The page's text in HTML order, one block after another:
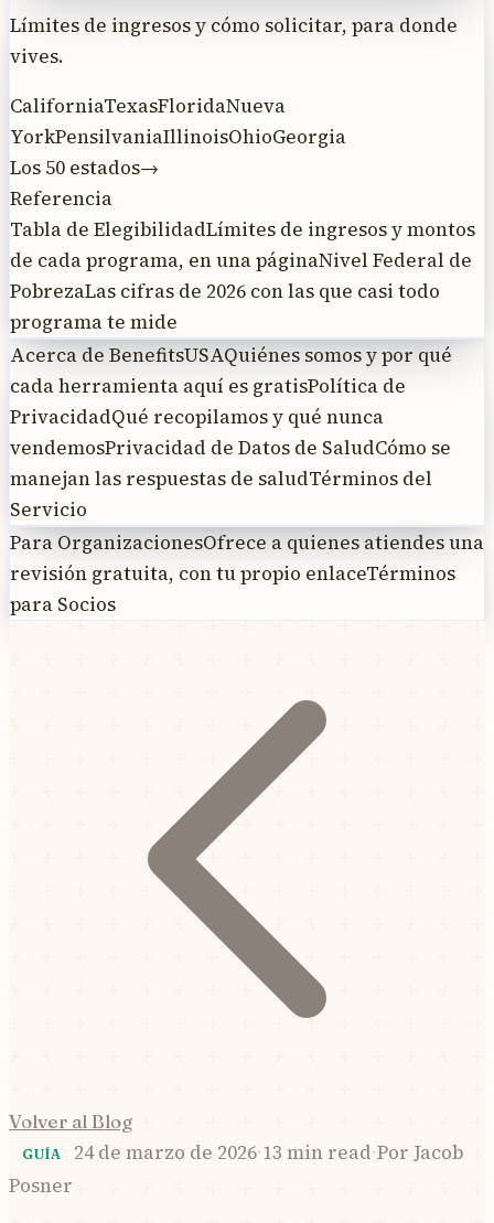
Límites de ingresos y cómo solicitar, para donde
vives.
CaliforniaTexasFloridaNueva
YorkPensilvaniaIllinoisOhioGeorgia
Los 50 estados→
Referencia
Tabla de ElegibilidadLímites de ingresos y montos
de cada programa, en una páginaNivel Federal de
PobrezaLas cifras de 2026 con las que casi todo
programa te mide
Acerca de BenefitsUSAQuiénes somos y por qué
cada herramienta aquí es gratisPolítica de
PrivacidadQué recopilamos y qué nunca
vendemosPrivacidad de Datos de SaludCómo se
manejan las respuestas de saludTérminos del
Servicio
Para OrganizacionesOfrece a quienes atiendes una
revisión gratuita, con tu propio enlaceTérminos
para Socios
Volver al Blog
GUÍA 24 de marzo de 2026·13 min read·Por Jacob
Posner